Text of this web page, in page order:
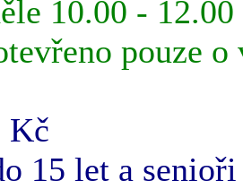
10.00 -
pouze o
Kč
15 let a